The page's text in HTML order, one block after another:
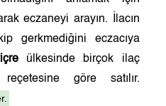
eczaneyi arayın. İlacın
gerkmediğini eczacıya
ülkesinde birçok ilaç
göre satılır.